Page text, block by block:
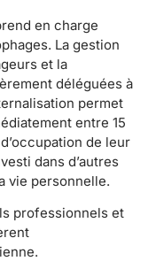
en charge
La gestion
et la
déléguées à
permet
entre 15
de leur
dans d’autres
vie personnelle.
professionnels et